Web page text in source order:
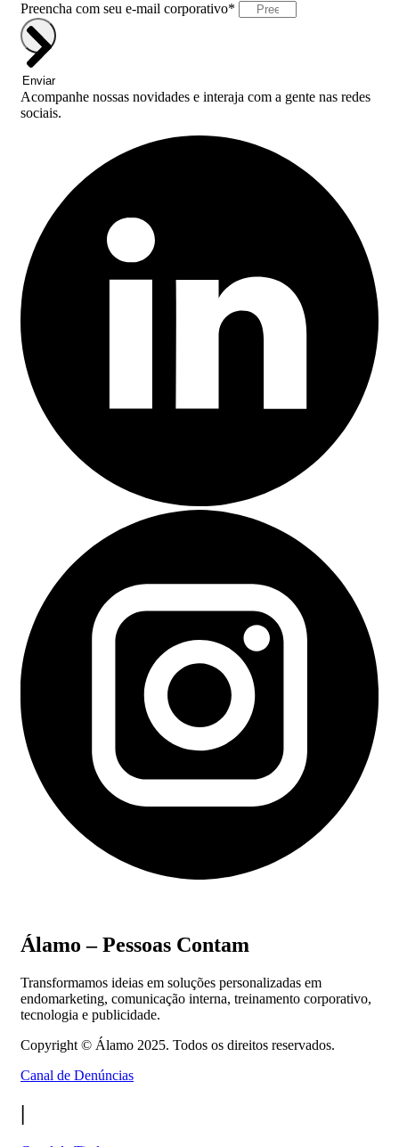
Preencha com seu e-mail corporativo*
Enviar
Acompanhe nossas novidades e interaja com a gente nas redes
sociais.
Álamo – Pessoas Contam
Transformamos ideias em soluções personalizadas em
endomarketing, comunicação interna, treinamento corporativo,
tecnologia e publicidade.
Copyright © Álamo 2025. Todos os direitos reservados.
Canal de Denúncias
|